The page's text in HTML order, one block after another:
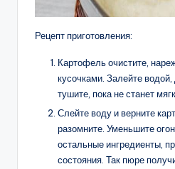
Рецепт приготовления:
Картофель очистите,
кусочками. Залейте
тушите, пока не станет
Слейте воду и верните
разомните. Уменьшите
остальные ингредиенты,
состояния. Так пюре